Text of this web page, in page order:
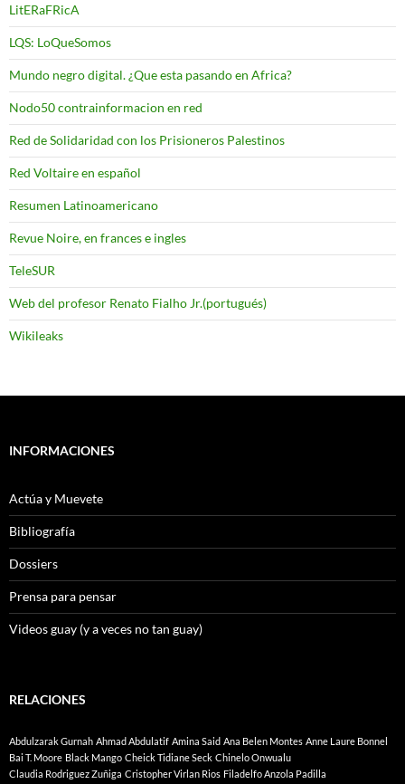
LitERaFRicA
LQS: LoQueSomos
Mundo negro digital. ¿Que esta pasando en Africa?
Nodo50 contrainformacion en red
Red de Solidaridad con los Prisioneros Palestinos
Red Voltaire en español
Resumen Latinoamericano
Revue Noire, en frances e ingles
TeleSUR
Web del profesor Renato Fialho Jr.(portugués)
Wikileaks
INFORMACIONES
Actúa y Muevete
Bibliografía
Dossiers
Prensa para pensar
Videos guay (y a veces no tan guay)
RELACIONES
Abdulzarak Gurnah Ahmad Abdulatif Amina Said Ana Belen Montes Anne Laure Bonnel
Bai T. Moore Black Mango Cheick Tidiane Seck Chinelo Onwualu
Claudia Rodriguez Zuñiga Cristopher Virlan Rios Filadelfo Anzola Padilla